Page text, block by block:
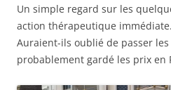
Un simple regard sur les
action thérapeutique immédiate.
Auraient-ils oublié de passer
probablement gardé les prix en